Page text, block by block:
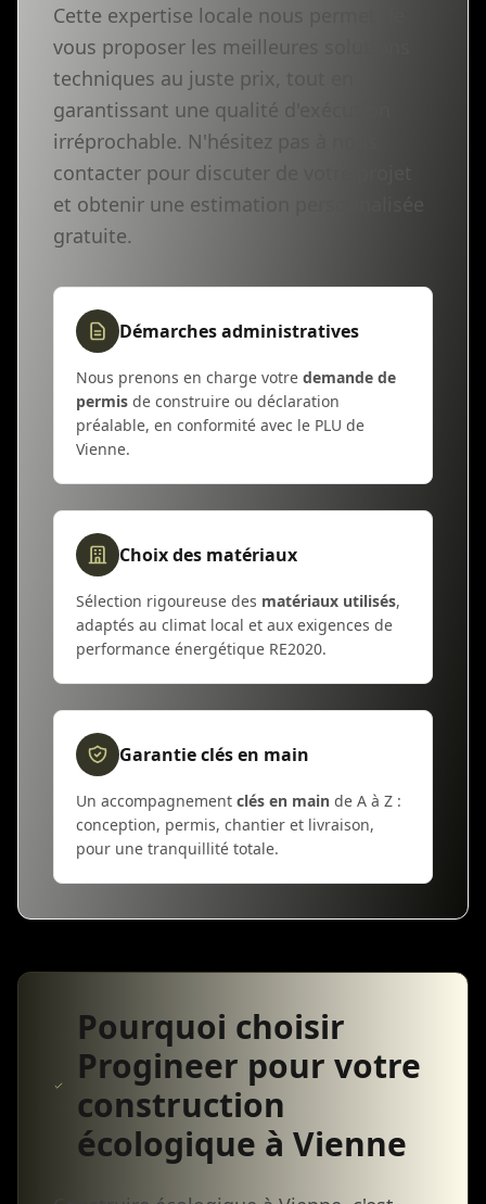
Cette expertise locale nous permet de
vous proposer les meilleures solutions
techniques au juste prix, tout en
garantissant une qualité d'exécution
irréprochable. N'hésitez pas à nous
contacter pour discuter de votre projet
et obtenir une estimation personnalisée
gratuite.
Démarches administratives
Nous prenons en charge votre demande de
permis de construire ou déclaration
préalable, en conformité avec le PLU de
Vienne.
Choix des matériaux
Sélection rigoureuse des matériaux utilisés,
adaptés au climat local et aux exigences de
performance énergétique RE2020.
Garantie clés en main
Un accompagnement clés en main de A à Z :
conception, permis, chantier et livraison,
pour une tranquillité totale.
Pourquoi choisir
Progineer pour votre
construction
écologique à Vienne